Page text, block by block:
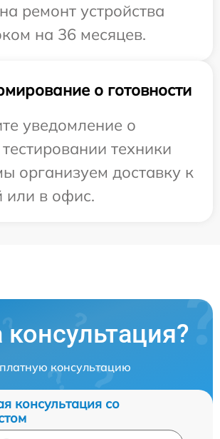
ремонт устройства
на 36 месяцев.
о готовности
уведомление о
техники
организуем доставку к
или в офис.
консультацию
консультация со